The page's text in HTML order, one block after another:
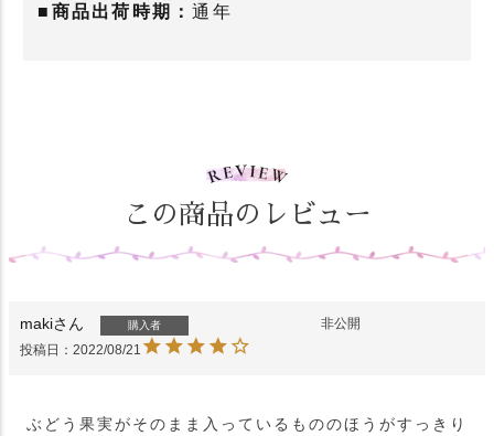
■商品出荷時期：通年
この商品のレビュー
maki 購入者
非公開
投稿日
2022/08/21
ぶどう果実がそのまま入っているもののほうがすっきり